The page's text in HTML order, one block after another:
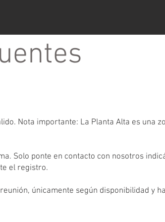
Nota importante: La Planta Alta es una
Solo ponte en contacto con nosotros
el registro.
únicamente según disponibilidad y